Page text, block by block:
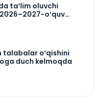
ta‘lim oluvchi
o‘quv
talabalar o‘qishini
duch kelmoqda